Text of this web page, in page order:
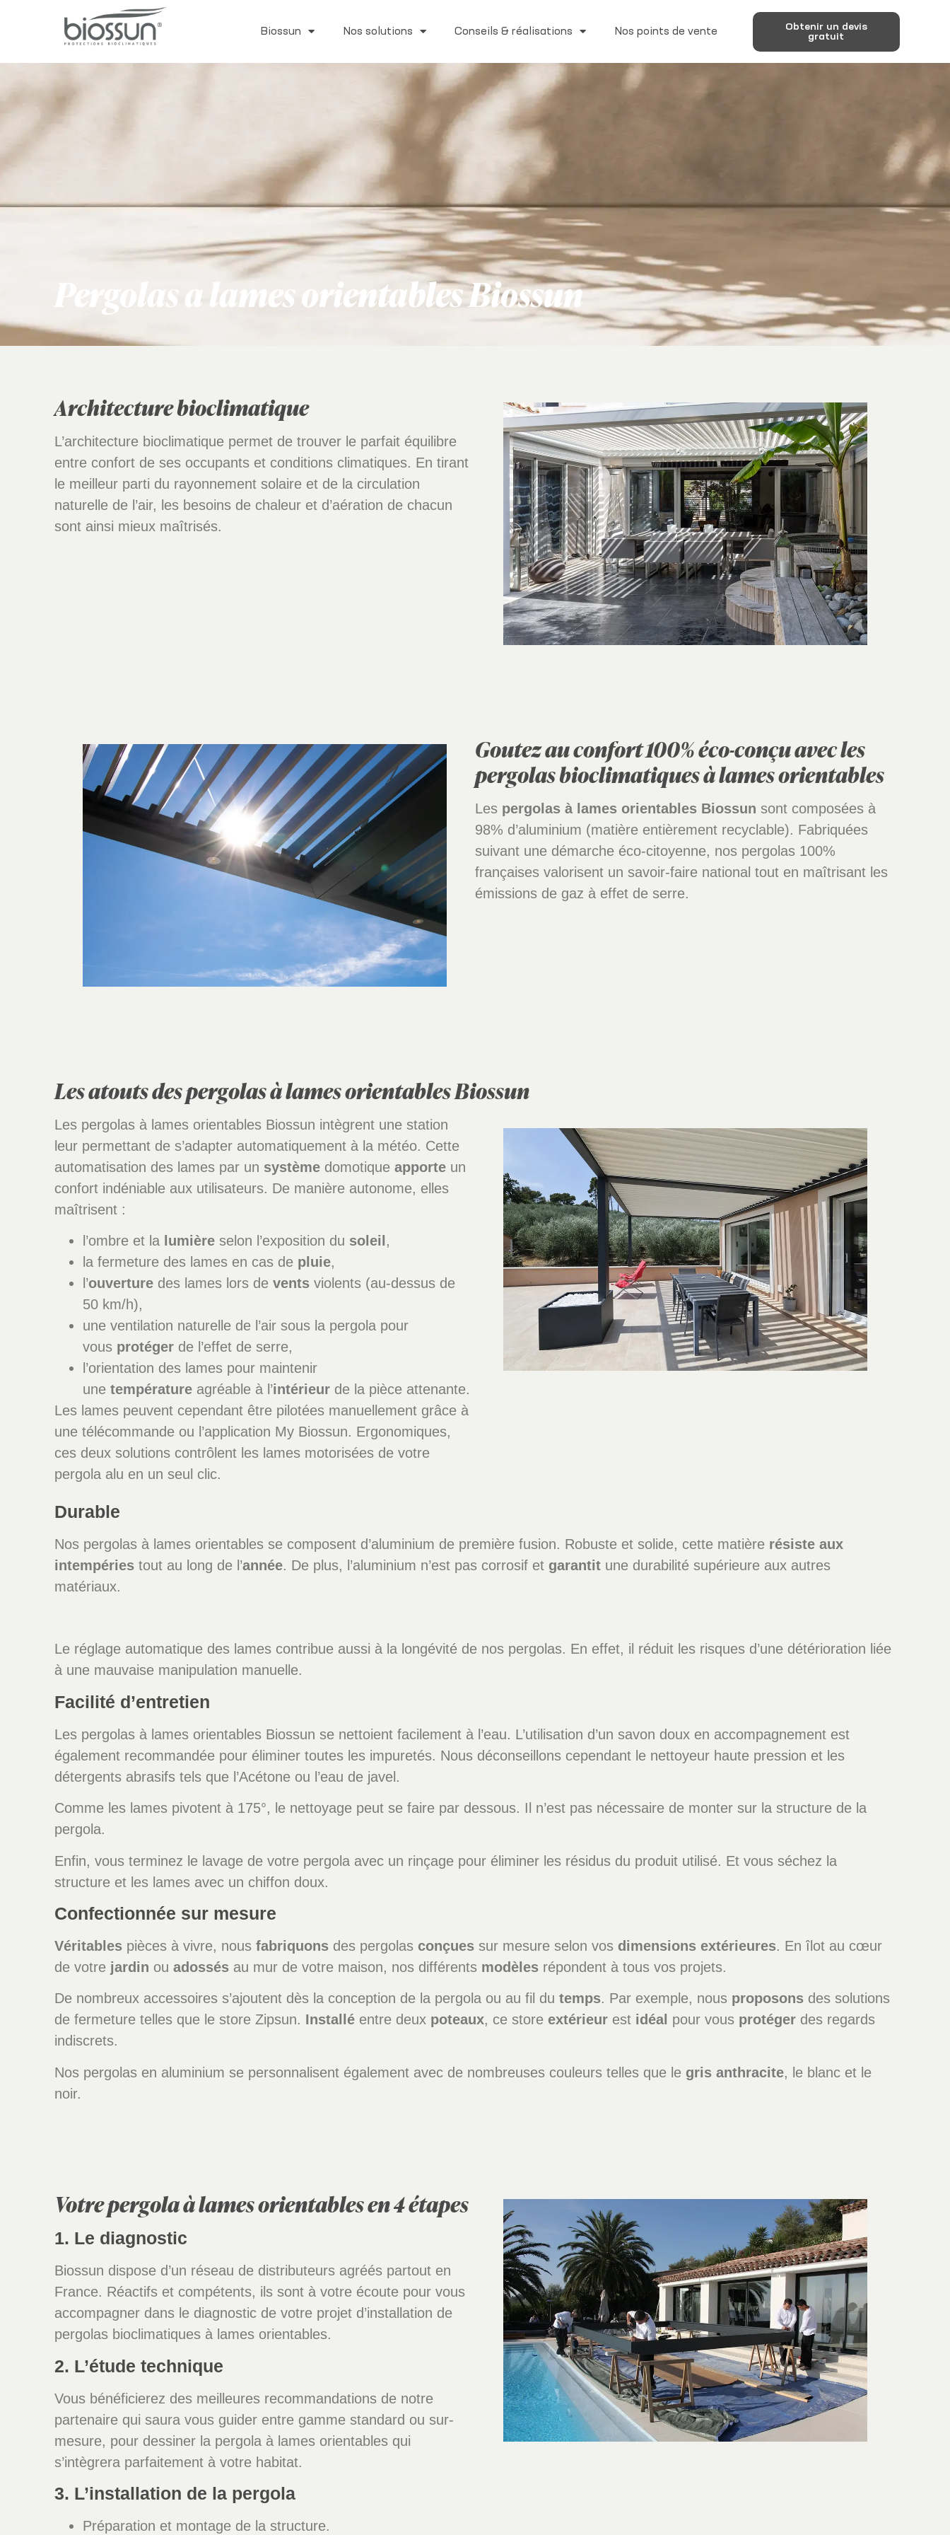
Biossun Nos solutions Conseils & réalisations Nos points de vente
Obtenir un devis
gratuit
Pergolas a lames orientables Biossun
Architecture bioclimatique
L’architecture bioclimatique permet de trouver le parfait équilibre
entre confort de ses occupants et conditions climatiques. En tirant
le meilleur parti du rayonnement solaire et de la circulation
naturelle de l’air, les besoins de chaleur et d’aération de chacun
sont ainsi mieux maîtrisés.
Goutez au confort 100% éco-conçu avec les
pergolas bioclimatiques à lames orientables
Les pergolas à lames orientables Biossun sont composées à
98% d’aluminium (matière entièrement recyclable). Fabriquées
suivant une démarche éco-citoyenne, nos pergolas 100%
françaises valorisent un savoir-faire national tout en maîtrisant les
émissions de gaz à effet de serre.
Les atouts des pergolas à lames orientables Biossun
Les pergolas à lames orientables Biossun intègrent une station
leur permettant de s’adapter automatiquement à la météo. Cette
automatisation des lames par un système domotiqueapporte un
confort indéniable aux utilisateurs. De manière autonome, elles
maîtrisent :
l’ombre et la lumière selon l’exposition du soleil ,
la fermeture des lames en cas de pluie,
l’ouverture des lames lors devents violents (au-dessus de
50 km/h),
une ventilation naturelle de l’air sous la pergola pour
vous protéger de l’effet de serre,
l’orientation des lames pour maintenir
unetempérature agréable à l’intérieur de la pièce attenante.
Les lames peuvent cependant être pilotées manuellement grâce à
une télécommande ou l’application My Biossun. Ergonomiques,
ces deux solutions contrôlent les lames motorisées de votre
pergola alu en un seul clic.
Durable
Nos pergolas à lames orientables se composent d’aluminium de première fusion. Robuste et solide, cette matière résiste aux
intempéries tout au long de l’année. De plus, l’aluminium n’est pas corrosif et garantit une durabilité supérieure aux autres
matériaux.
Le réglage automatique des lames contribue aussi à la longévité de nos pergolas. En effet, il réduit les risques d’une détérioration liée
à une mauvaise manipulation manuelle.
Facilité d’entretien
Les pergolas à lames orientables Biossun se nettoient facilement à l’eau. L’utilisation d’un savon doux en accompagnement est
également recommandée pour éliminer toutes les impuretés. Nous déconseillons cependant le nettoyeur haute pression et les
détergents abrasifs tels que l’Acétone ou l’eau de javel.
Comme les lames pivotent à 175°, le nettoyage peut se faire par dessous. Il n’est pas nécessaire de monter sur la structure de la
pergola.
Enfin, vous terminez le lavage de votre pergola avec un rinçage pour éliminer les résidus du produit utilisé. Et vous séchez la
structure et les lames avec un chiffon doux.
Confectionnée sur mesure
Véritables pièces à vivre, nousfabriquons des pergolasconçues sur mesure selon vos dimensions extérieures. En îlot au cœur
de votre jardin ouadossés au mur de votre maison, nos différents modèles répondent à tous vos projets.
De nombreux accessoires s’ajoutent dès la conception de la pergola ou au fil dutemps. Par exemple, nous proposons des solutions
de fermeture telles que le store Zipsun. Installé entre deux poteaux, ce storeextérieur est idéal pour vous protéger des regards
indiscrets.
Nos pergolas en aluminium se personnalisent également avec de nombreuses couleurs telles que le gris anthracite, le blanc et le
noir.
Votre pergola à lames orientables en 4 étapes
1. Le diagnostic
Biossun dispose d’un réseau de distributeurs agréés partout en
France. Réactifs et compétents, ils sont à votre écoute pour vous
accompagner dans le diagnostic de votre projet d’installation de
pergolas bioclimatiques à lames orientables.
2. L’étude technique
Vous bénéficierez des meilleures recommandations de notre
partenaire qui saura vous guider entre gamme standard ou sur-
mesure, pour dessiner la pergola à lames orientables qui
s’intègrera parfaitement à votre habitat.
3. L’installation de la pergola
Préparation et montage de la structure.